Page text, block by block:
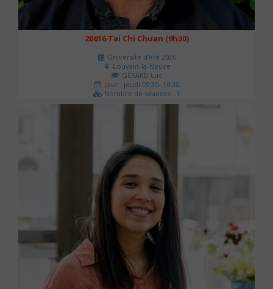
20616 Tai Chi Chuan (9h30)
Université d'été 2026
Louvain-la-Neuve
GÉRARD Luc
Jour : jeudi 09:30- 10:30
Nombre de séances : 1